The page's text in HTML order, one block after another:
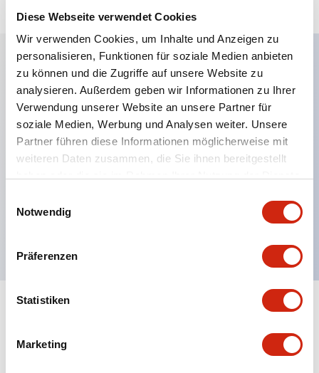
Diese Webseite verwendet Cookies
Wir verwenden Cookies, um Inhalte und Anzeigen zu
personalisieren, Funktionen für soziale Medien anbieten
zu können und die Zugriffe auf unsere Website zu
analysieren. Außerdem geben wir Informationen zu Ihrer
Verwendung unserer Website an unsere Partner für
soziale Medien, Werbung und Analysen weiter. Unsere
Partner führen diese Informationen möglicherweise mit
weiteren Daten zusammen, die Sie ihnen bereitgestellt
Notwendig
Präferenzen
Statistiken
Marketing
Hauptmerkmale
Schutzart IP40 und IP65 komplett (IEC 60529)
Verbesserte Bedienbarkeit durch
Rückwärtsterminal-System, flache Anschlussfläche
von 22 mm.